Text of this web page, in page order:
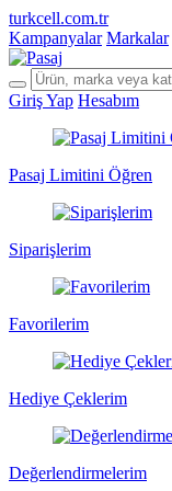
turkcell.com.tr
Kampanyalar Markalar
Giriş Yap Hesabım
Pasaj Limitini Öğren
Siparişlerim
Favorilerim
Hediye Çeklerim
Değerlendirmelerim